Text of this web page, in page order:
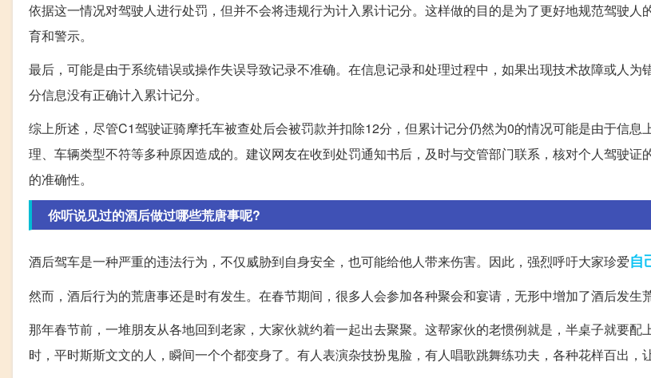
依据这一情况对驾驶人进行处罚，但并不会将违规行为计入累计记分。这样做的目的是为了更好地规范驾驶人
育和警示。
最后，可能是由于系统错误或操作失误导致记录不准确。在信息记录和处理过程中，如果出现技术故障或人为
分信息没有正确计入累计记分。
综上所述，尽管C1驾驶证骑摩托车被查处后会被罚款并扣除12分，但累计记分仍然为0的情况可能是由于信息
理、车辆类型不符等多种原因造成的。建议网友在收到处罚通知书后，及时与交管部门联系，核对个人驾驶证
的准确性。
你听说见过的酒后做过哪些荒唐事呢?
酒后驾车是一种严重的违法行为，不仅威胁到自身安全，也可能给他人带来伤害。因此，强烈呼吁大家珍爱自
然而，酒后行为的荒唐事还是时有发生。在春节期间，很多人会参加各种聚会和宴请，无形中增加了酒后发生
那年春节前，一堆朋友从各地回到老家，大家伙就约着一起出去聚聚。这帮家伙的老惯例就是，半桌子就要配
时，平时斯斯文文的人，瞬间一个个都变身了。有人表演杂技扮鬼脸，有人唱歌跳舞练功夫，各种花样百出，